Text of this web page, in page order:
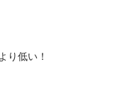
り低い！